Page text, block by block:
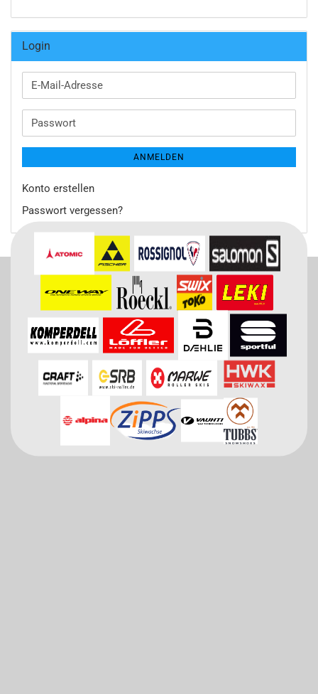
Login
E-
Mail-
Passwort
ANMELDEN
Konto erstellen
Passwort vergessen?